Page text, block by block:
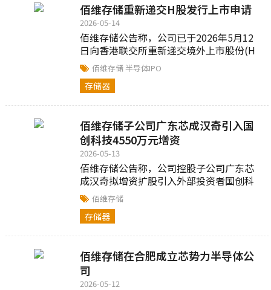
佰维存储重新递交H股发行上市申请
2026-05-14
佰维存储公告称，公司已于2026年5月12
日向香港联交所重新递交境外上市股份(H
股)发行并上市的申请...
佰维存储半导体IPO
存储器
佰维存储子公司广东芯成汉奇引入国
创科技4550万元增资
2026-05-13
佰维存储公告称，公司控股子公司广东芯
成汉奇拟增资扩股引入外部投资者国创科
技...佰维存储
存储器
佰维存储在合肥成立芯势力半导体公
司
2026-05-12